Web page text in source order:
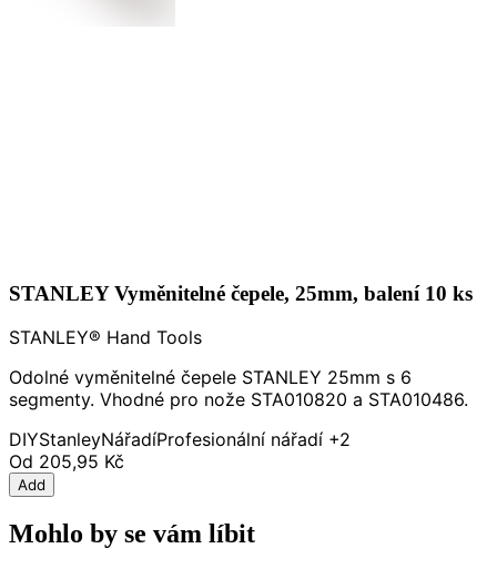
STANLEY Vyměnitelné čepele, 25mm, balení 10 ks
STANLEY® Hand Tools
Odolné vyměnitelné čepele STANLEY 25mm s 6
segmenty. Vhodné pro nože STA010820 a STA010486.
DIYStanleyNářadíProfesionální nářadí +2
Od 205,95 Kč
Add
Mohlo by se vám líbit